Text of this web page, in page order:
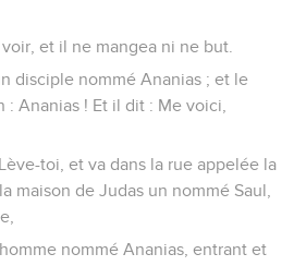
et il ne mangea ni ne but.
disciple nommé Ananias ; et le
Ananias ! Et il dit : Me voici,
toi, et va dans la rue appelée la
maison de Judas un nommé Saul,
nommé Ananias, entrant et